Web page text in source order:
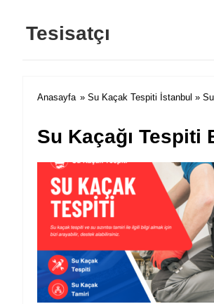
Tesisatçı
Anasayfa » Su Kaçak Tespiti İstanbul »
Su Kaçağı Tespiti